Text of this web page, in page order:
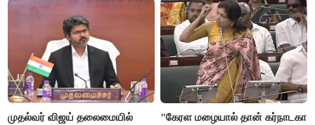
முதல்வர் விஜய் தலைமையில்
"கேரள மழையால் தான் கர்நாடகா